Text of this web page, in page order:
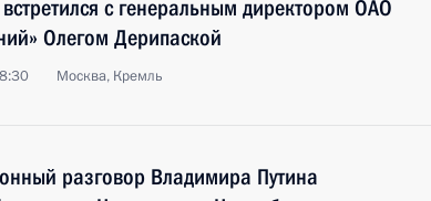
с генеральным директором ОАО
Олегом Дерипаской
Москва, Кремль
разговор Владимира Путина